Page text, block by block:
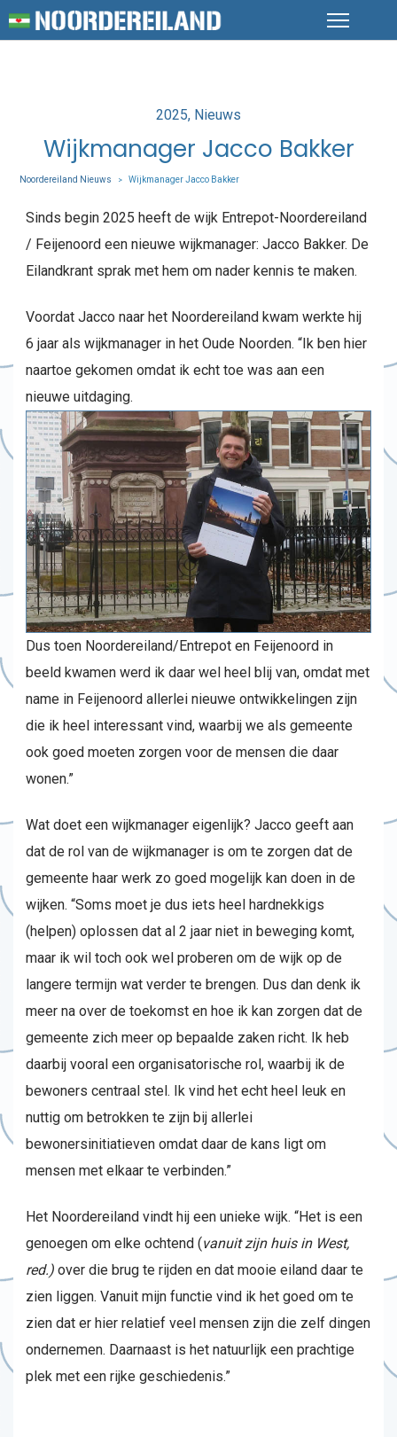
Posted
2025 Nieuws
Wijkmanager Jacco Bakker
Noordereiland Nieuws > Wijkmanager Jacco Bakker
Sinds begin 2025 heeft de wijk Entrepot-Noordereiland
/ Feijenoord een nieuwe wijkmanager: Jacco Bakker. De
Eilandkrant sprak met hem om nader kennis te maken.
Voordat Jacco naar het Noordereiland kwam werkte hij
6 jaar als wijkmanager in het Oude Noorden. “Ik ben hier
naartoe gekomen omdat ik echt toe was aan een
nieuwe uitdaging.
Dus toen Noordereiland/Entrepot en Feijenoord in
beeld kwamen werd ik daar wel heel blij van, omdat met
name in Feijenoord allerlei nieuwe ontwikkelingen zijn
die ik heel interessant vind, waarbij we als gemeente
ook goed moeten zorgen voor de mensen die daar
wonen.”
Wat doet een wijkmanager eigenlijk? Jacco geeft aan
dat de rol van de wijkmanager is om te zorgen dat de
gemeente haar werk zo goed mogelijk kan doen in de
wijken. “Soms moet je dus iets heel hardnekkigs
(helpen) oplossen dat al 2 jaar niet in beweging komt,
maar ik wil toch ook wel proberen om de wijk op de
langere termijn wat verder te brengen. Dus dan denk ik
meer na over de toekomst en hoe ik kan zorgen dat de
gemeente zich meer op bepaalde zaken richt. Ik heb
daarbij vooral een organisatorische rol, waarbij ik de
bewoners centraal stel. Ik vind het echt heel leuk en
nuttig om betrokken te zijn bij allerlei
bewonersinitiatieven omdat daar de kans ligt om
mensen met elkaar te verbinden.”
Het Noordereiland vindt hij een unieke wijk. “Het is een
genoegen om elke ochtend (vanuit zijn huis in West,
red.) over die brug te rijden en dat mooie eiland daar te
zien liggen. Vanuit mijn functie vind ik het goed om te
zien dat er hier relatief veel mensen zijn die zelf dingen
ondernemen. Daarnaast is het natuurlijk een prachtige
plek met een rijke geschiedenis.”